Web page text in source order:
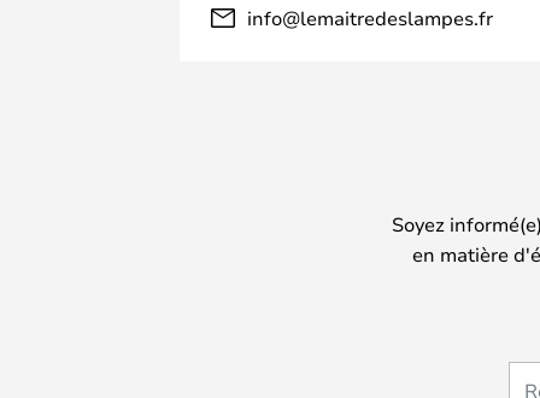
info@lemaitredeslampes.fr
Soyez
en matière